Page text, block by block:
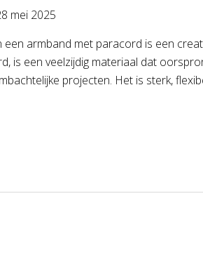
mei 2025
een armband met paracord is een
is een veelzijdig materiaal dat
projecten. Het is sterk,